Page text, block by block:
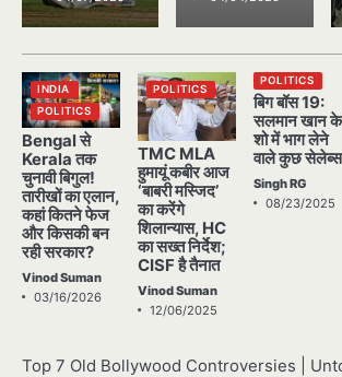
INDIA
POLITICS
Bengal से
Kerala तक
चुनावी बिगुल!
तारीखों का एलान,
कहां कितने फेज
और किसकी बन
रही सरकार?
Vinod Suman
03/16/2026
POLITICS
TMC MLA
हुमायूं कबीर आज
‘बाबरी मस्जिद’
का करेंगे
शिलान्यास, HC
का सख्त निर्देश;
CISF है तैनात
Vinod Suman
12/06/2025
POLITICS
बिग बॉस 19:
सलमान खान के
शो में भाग लेने
वाले कुछ सेलेब्स
Singh RG
08/23/2025
Top 7 Old Bollywood Controversies |